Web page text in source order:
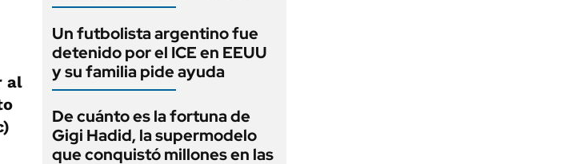
al
Un futbolista argentino fue
detenido por el ICE en EEUU
y su familia pide ayuda
De cuánto es la fortuna de
Gigi Hadid, la supermodelo
que conquistó millones en las